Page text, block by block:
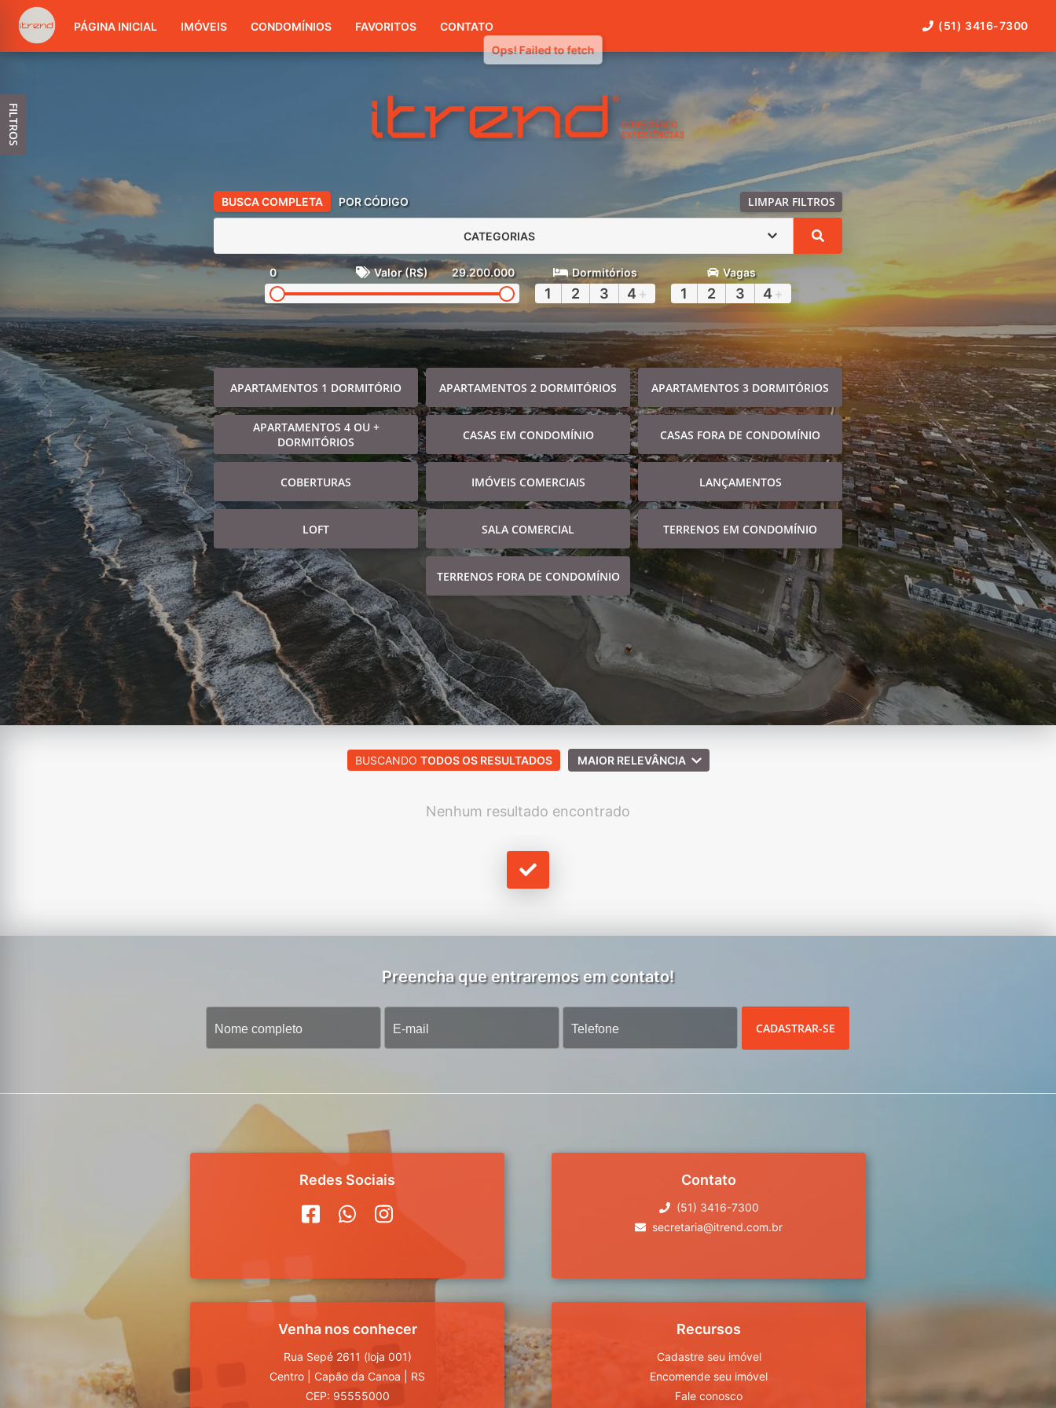
(51) 3416-7300
PÁGINA INICIAL IMÓVEIS CONDOMÍNIOS FAVORITOS CONTATO (51) 3416-7300
BUSCA COMPLETA POR CÓDIGO LIMPAR FILTROS
CATEGORIAS
0 Valor (R$) 29.200.000 Dormitórios
1 2 3 4 +
Vagas
1 2 3 4 +
APARTAMENTOS 1 DORMITÓRIO APARTAMENTOS 2 DORMITÓRIOS APARTAMENTOS 3 DORMITÓRIOS
APARTAMENTOS 4 OU +
DORMITÓRIOS
CASAS EM CONDOMÍNIO CASAS FORA DE CONDOMÍNIO
COBERTURAS IMÓVEIS COMERCIAIS LANÇAMENTOS
LOFT SALA COMERCIAL TERRENOS EM CONDOMÍNIO
TERRENOS FORA DE CONDOMÍNIO
FILTROS
BUSCANDO TODOS OS RESULTADOS MAIOR RELEVÂNCIA
Nenhum resultado encontrado
Preencha que entraremos em contato!
CADASTRAR-SE
Redes Sociais Contato
(51) 3416-7300
secretaria@itrend.com.br
Venha nos conhecer
Rua Sepé 2611 (loja 001)
Centro
Capão da Canoa
RS
CEP: 95555000
Recursos
Cadastre seu imóvel
Encomende seu imóvel
Fale conosco